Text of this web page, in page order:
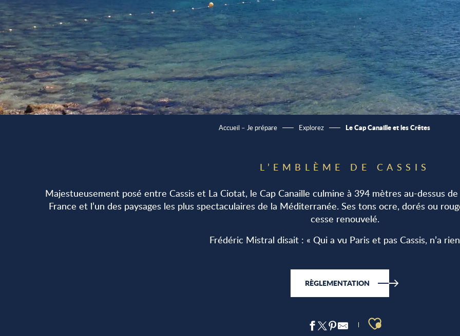
Accueil – Je prépare Explorez Le Cap Canaille et les Crêtes
L’EMBLÈME DE CASSIS
Majestueusement posé entre Cassis et La Ciotat, le Cap Canaille culmine à 394 mètres au-dessus
France et l’un des paysages les plus spectaculaires de la Méditerranée. Ses tons ocre, dorés ou
cesse renouvelé.
Frédéric Mistral disait : « Qui a vu Paris et pas Cassis, n’a
RÈGLEMENTATION
Ajouter aux